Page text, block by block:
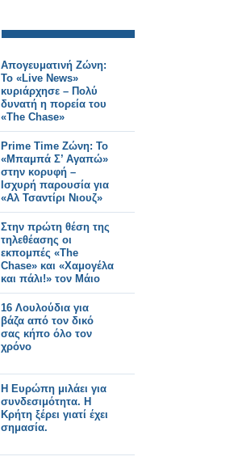
Απογευματινή Ζώνη:
Το «Live News»
κυριάρχησε – Πολύ
δυνατή η πορεία του
«The Chase»
Prime Time Ζώνη: Το
«Μπαμπά Σ’ Αγαπώ»
στην κορυφή –
Ισχυρή παρουσία για
«Αλ Τσαντίρι Νιουζ»
Στην πρώτη θέση της
τηλεθέασης οι
εκπομπές «The
Chase» και «Χαμογέλα
και πάλι!» τον Μάιο
16 Λουλούδια για
βάζα από τον δικό
σας κήπο όλο τον
χρόνο
Η Ευρώπη μιλάει για
συνδεσιμότητα. Η
Κρήτη ξέρει γιατί έχει
σημασία.